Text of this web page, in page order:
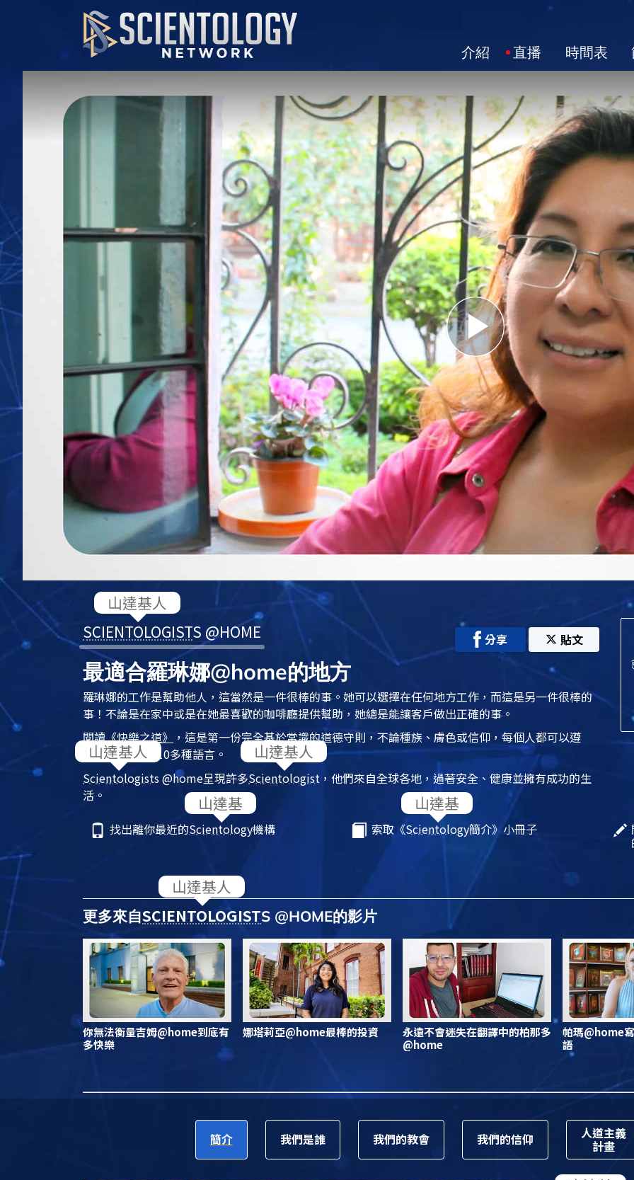
介紹 直播 時間表
Play
Video
SCIENTOLOGISTS @HOME 分享 貼文
最適合羅琳娜@home的地方
羅琳娜的工作是幫助他人，這當然是一件很棒的事。她可以選擇在任何地方工作，而這是另一件很棒的
事！不論是在家中或是在她最喜歡的咖啡廳提供幫助，她總是能讓客戶做出正確的事。
閱讀《快樂之道》 ，這是第一份完全基於常識的道德守則，不論種族、膚色或信仰，每個人都可以遵
守。已翻譯成110多種語言。
Scientologists @home呈現許多Scientologist ，他們來自全球各地，過著安全、健康並擁有成功的生
活。
找出離你最近的Scientology機構 索取《Scientology簡介》小冊子
更多來自SCIENTOLOGISTS @HOME的影片
你無法衡量吉姆@home到底有
多快樂
娜塔莉亞@home最棒的投資
永遠不會迷失在翻譯中的柏那多
@home
帕瑪@home
語
簡介 我們是誰 我們的教會 我們的信仰 人道主義
計畫